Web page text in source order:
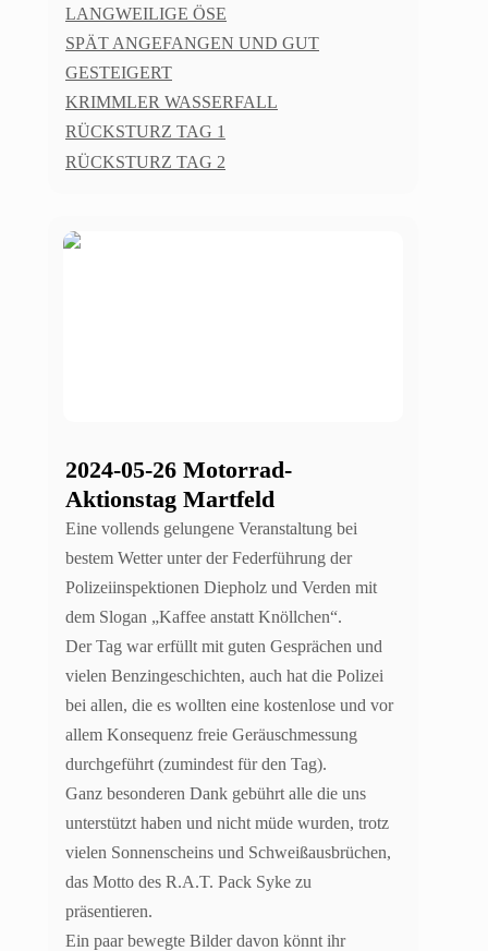
LANGWEILIGE ÖSE
SPÄT ANGEFANGEN UND GUT
GESTEIGERT
KRIMMLER WASSERFALL
RÜCKSTURZ TAG 1
RÜCKSTURZ TAG 2
2024-05-26 Motorrad-
Aktionstag Martfeld
Eine vollends gelungene Veranstaltung bei
bestem Wetter unter der Federführung der
Polizeiinspektionen Diepholz und Verden mit
dem Slogan „Kaffee anstatt Knöllchen“.
Der Tag war erfüllt mit guten Gesprächen und
vielen Benzingeschichten, auch hat die Polizei
bei allen, die es wollten eine kostenlose und vor
allem Konsequenz freie Geräuschmessung
durchgeführt (zumindest für den Tag).
Ganz besonderen Dank gebührt alle die uns
unterstützt haben und nicht müde wurden, trotz
vielen Sonnenscheins und Schweißausbrüchen,
das Motto des R.A.T. Pack Syke zu
präsentieren.
Ein paar bewegte Bilder davon könnt ihr